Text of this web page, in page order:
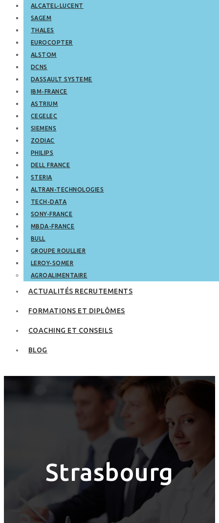
ALCATEL-LUCENT
SAGEM
THALES
EUROCOPTER
ALSTOM
DCNS
DASSAULT SYSTEME
IBM-FRANCE
ASTRIUM
CEGELEC
SIEMENS
ZODIAC
PHILIPS
DELL FRANCE
STERIA
ALTRAN-TECHNOLOGIES
TECH-DATA
SONY-FRANCE
MBDA-FRANCE
BULL
GROUPE ROULLIER
LEROY-SOMER
AGROALIMENTAIRE
ACTUALITÉS RECRUTEMENTS
FORMATIONS ET DIPLÔMES
COACHING ET CONSEILS
BLOG
Strasbourg